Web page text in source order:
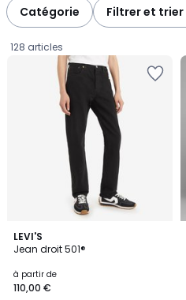
Catégorie Filtrer et trier
128 articles
LEVI'S
Jean droit 501®
Prix
à
à partir de
110,00 €
4,5
/ 5
12
Couleurs